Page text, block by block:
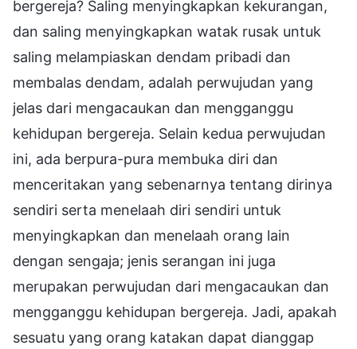
bergereja? Saling menyingkapkan kekurangan,
dan saling menyingkapkan watak rusak untuk
saling melampiaskan dendam pribadi dan
membalas dendam, adalah perwujudan yang
jelas dari mengacaukan dan mengganggu
kehidupan bergereja. Selain kedua perwujudan
ini, ada berpura-pura membuka diri dan
menceritakan yang sebenarnya tentang dirinya
sendiri serta menelaah diri sendiri untuk
menyingkapkan dan menelaah orang lain
dengan sengaja; jenis serangan ini juga
merupakan perwujudan dari mengacaukan dan
mengganggu kehidupan bergereja. Jadi, apakah
sesuatu yang orang katakan dapat dianggap